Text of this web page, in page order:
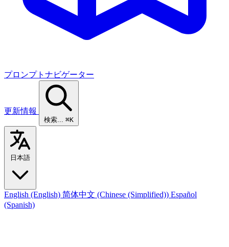
プロンプトナビゲーター
更新情報
検索... ⌘K
日本語
English (English) 简体中文 (Chinese (Simplified)) Español
(Spanish)